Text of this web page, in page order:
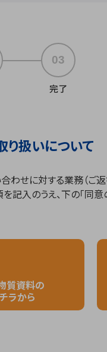
03
完了
扱いについて
合わせに対する業務（ご
記入のうえ、下の「同
質資料の
ラから